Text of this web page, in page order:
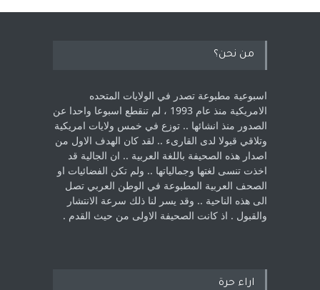
من نحن؟
اسبوعية مطبوعة تصدر في الولايات المتحده
الامريكية منذ عام 1993 ، لم ‏تنقطع اسبوعا واحدا عن
الصدور منذ انشائها .. توزع في خمس ولايات امريكية
‏وتلاقي قبولا لدى القارىء ..‏ لقد كان الهدف الاول من
اصدار هذه الصحيفة باللغة العربية .. ان الجالية قد
اخذت ‏تنسى لغتها وجمالياتها .. ولم تكن الفضائيات او
الصحف العربية المطبوعة في الوطن ‏العربي تصل
الى هذه الناحية .. وقد يسر لنا ذلك سرعة الانتشار
والقبول . اذ كانت ‏الصحيفة الاولى من حيث القدم . ‏
اراء حرة